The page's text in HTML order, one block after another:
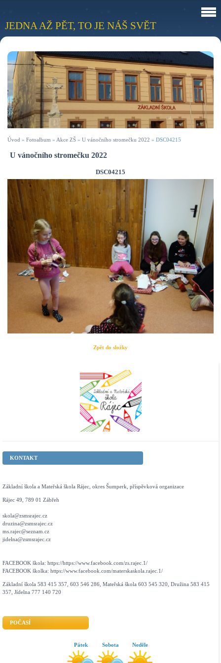
JEDNA AŽ PĚT, TO JE NÁŠ SVĚT
Úvod » Fotoalbum » Akce ZŠ » U vánočního stromečku 2022 » DSC04215
U vánočního stromečku 2022
DSC04215
Zpět do složky
KONTAKT
Základní škola a Mateřská škola Rájec, okres Šumperk, příspěvková organizace
Rájec 49, 789 01 Zábřeh
skola@zsmsrajec.cz
druzina@zsmsrajec.cz
ms.rajec@seznam.cz
jidelna@zsmsrajec.cz
FACEBOOK škola: https://https://www.facebook.com/zs.rajec.1/
FACEBOOK školka: https://www.facebook.com/materskaskola.rajec.1/
Základní škola 583 415 357, 603 546 286, Mateřská škola 603 545 320, Družina 583 415
357, Jídelna 777 140 720
POČASÍ
Pátek Sobota Neděle